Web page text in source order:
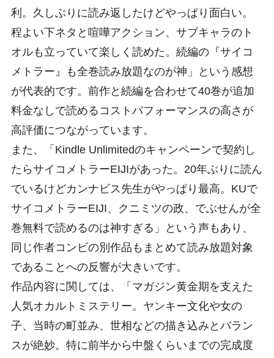
利。久しぶりに読み返したけどやっぱり面白い。
程よい下ネタと喧嘩アクション、サブキャラのト
オルも立っていて楽しく読めた。続編の『サイコ
メトラー』も全巻読み放題なのが神」という感想
が代表的です。前作と続編を合わせて40巻が追加
料金なしで読めるコストパフォーマンスの高さが
高評価につながっています。
また、「Kindle Unlimitedのキャンペーンで契約し
たらサイコメトラーEIJIがあった。20年ぶりに読ん
でいるけどカンナビス先生がやっぱり最高。KUで
サイコメトラーEIJI、クニミツの政、でぶせんが全
巻無料で読めるのは神すぎる」という声もあり、
同じ作者コンビの別作品もまとめて読み放題対象
であることへの反響が大きいです。
作品内容に関しては、「マガジン黄金期を支えた
人気オカルトミステリー。ヤンキー文化や女の
子、当時の町並み、世相などの描き込みとバラン
スが絶妙。特に前半から中盤くらいまでの完成度